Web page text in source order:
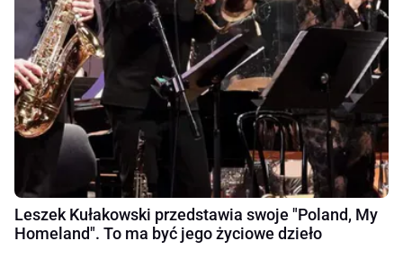
Leszek Kułakowski przedstawia swoje "Poland, My
Homeland". To ma być jego życiowe dzieło